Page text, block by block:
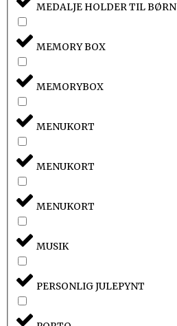
MEDALJE HOLDER TIL BØRN
MEMORY BOX
MEMORYBOX
MENUKORT
MENUKORT
MENUKORT
MUSIK
PERSONLIG JULEPYNT